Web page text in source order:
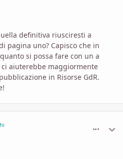
definitiva riusciresti a
pagina uno? Capisco che in
si possa fare con un a
aiuterebbe maggiormente
in Risorse GdR.